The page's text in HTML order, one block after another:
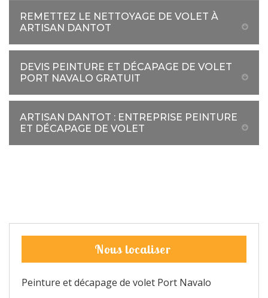
REMETTEZ LE NETTOYAGE DE VOLET À
ARTISAN DANTOT
DEVIS PEINTURE ET DÉCAPAGE DE VOLET
PORT NAVALO GRATUIT
ARTISAN DANTOT : ENTREPRISE PEINTURE
ET DÉCAPAGE DE VOLET
Nous localiser
Peinture et décapage de volet Port Navalo